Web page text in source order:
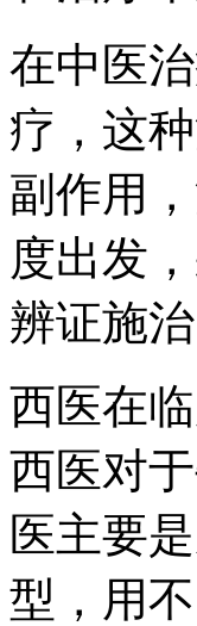
在中医
疗，这
副作用
度出发
辨证施
西医在
西医对
医主要
型，用